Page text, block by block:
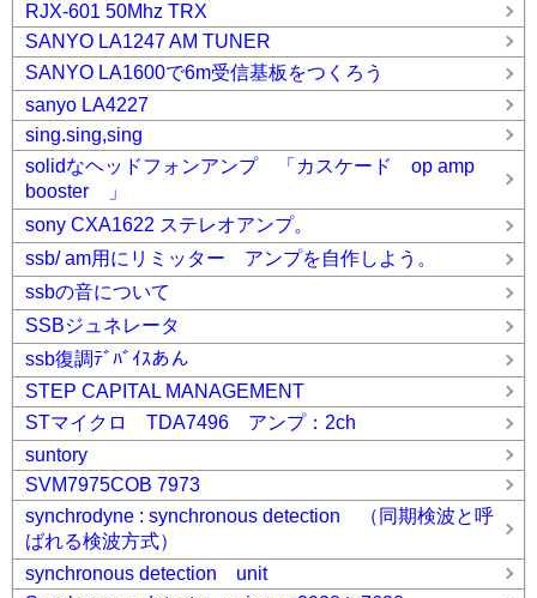
RJX-601 50Mhz TRX
SANYO LA1247 AM TUNER
SANYO LA1600で6m受信基板をつくろう
sanyo LA4227
sing.sing,sing
solidなヘッドフォンアンプ 「カスケード op amp
booster 」
sony CXA1622 ステレオアンプ。
ssb/ am用にリミッター アンプを自作しよう。
ssbの音について
SSBジュネレータ
ssb復調ﾃﾞﾊﾞｲｽあん
STEP CAPITAL MANAGEMENT
STマイクロ TDA7496 アンプ：2ch
suntory
SVM7975COB 7973
synchrodyne : synchronous detection （同期検波と呼
ばれる検波方式）
synchronous detection unit